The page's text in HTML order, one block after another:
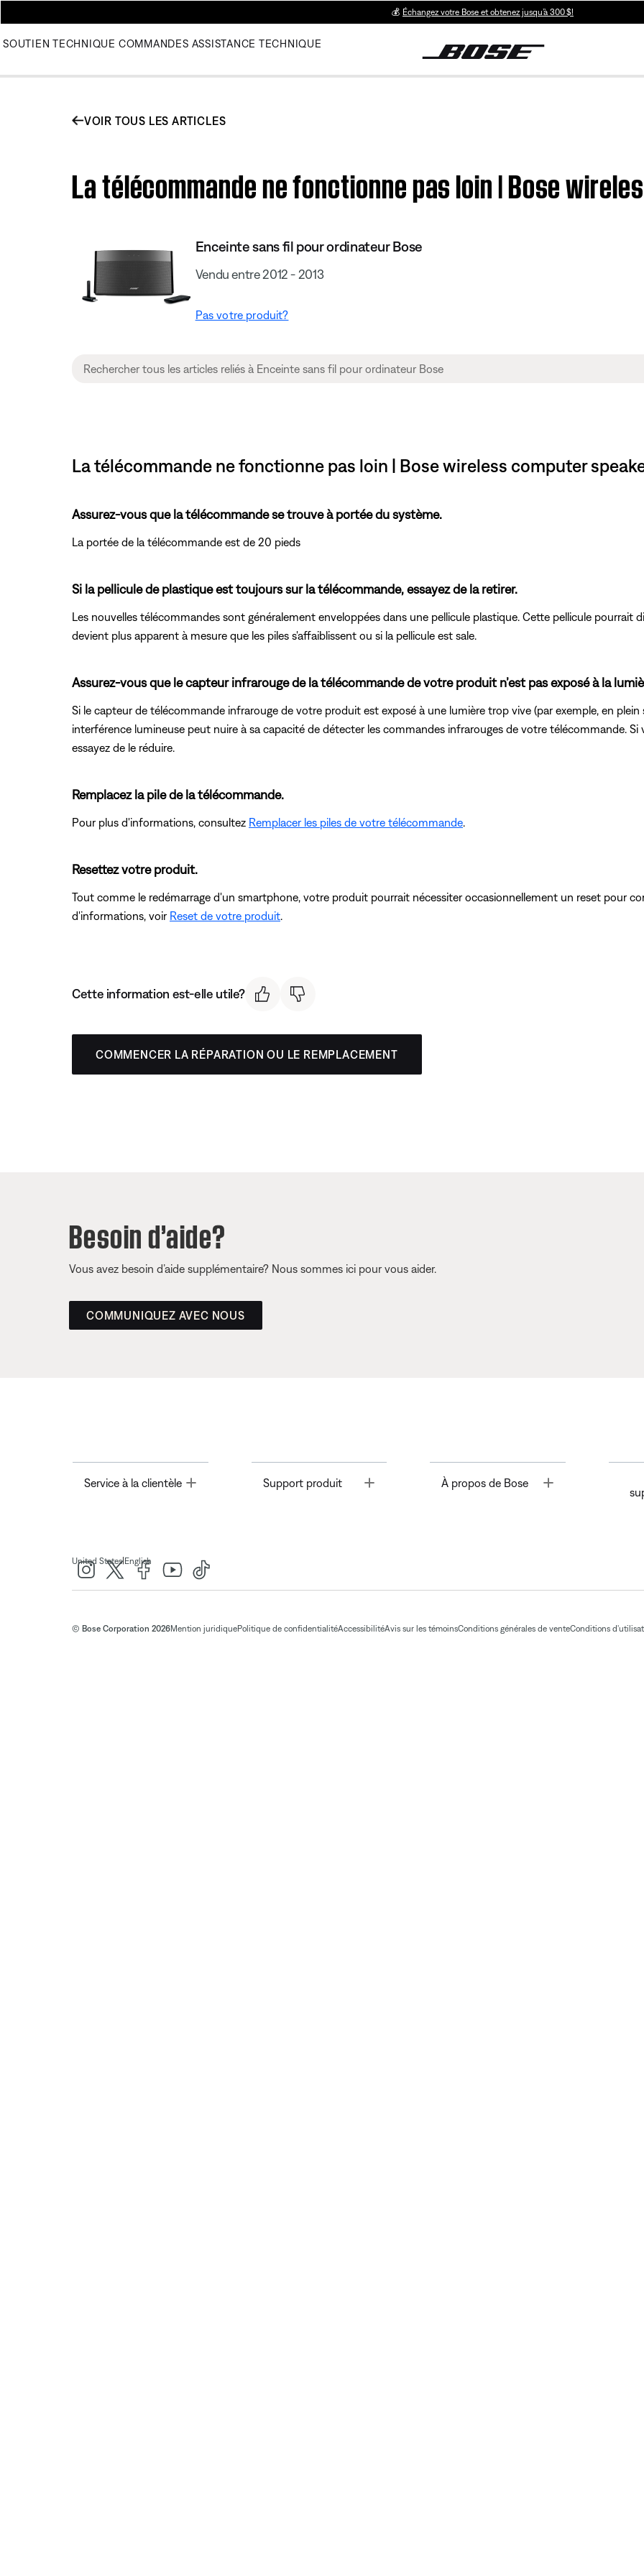
💰 Échangez votre Bose et obtenez jusqu’à 300 $!
SOUTIEN TECHNIQUE COMMANDES ASSISTANCE TECHNIQUE
VOIR TOUS LES ARTICLES
La télécommande ne fonctionne pas loin | Bose
Enceinte sans fil pour ordinateur Bose
Vendu entre 2012 - 2013
Pas votre produit?
La télécommande ne fonctionne pas loin | Bose wireless computer
Assurez-vous que la télécommande se trouve à portée du système.
La portée de la télécommande est de 20 pieds
Si la pellicule de plastique est toujours sur la télécommande, essayez de la retirer.
Les nouvelles télécommandes sont généralement enveloppées dans une pellicule plastique. Cette pellicule pourrait
devient plus apparent à mesure que les piles s'affaiblissent ou si la pellicule est sale.
Assurez-vous que le capteur infrarouge de la télécommande de votre produit n’est pas exposé à la
Si le capteur de télécommande infrarouge de votre produit est exposé à une lumière trop vive (par exemple, en
interférence lumineuse peut nuire à sa capacité de détecter les commandes infrarouges de votre télécommande. Si
essayez de le réduire.
Remplacez la pile de la télécommande.
Pour plus d'informations, consultez Remplacer les piles de votre télécommande
Resettez votre produit.
Tout comme le redémarrage d'un smartphone, votre produit pourrait nécessiter occasionnellement un reset pour
d'informations, voir Reset de votre produit
Cette information est-elle utile?
COMMENCER LA RÉPARATION OU LE REMPLACEMENT
Besoin d’aide?
Vous avez besoin d’aide supplémentaire? Nous sommes ici pour vous aider.
COMMUNIQUEZ AVEC NOUS
Service à la clientèle Toggle Support produit À propos de Bose Toggle
United States| English
© Bose Corporation 2026Mention juridiquePolitique de confidentialitéAccessibilitéAvis sur les témoinsConditions générales de venteConditions